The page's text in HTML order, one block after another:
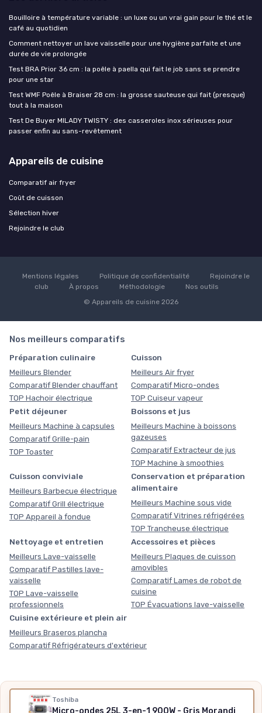
Toshiba
Micro-ondes 25L 3-en-1 900W - Gris Morandi
Bouilloire à température variable : un luxe ou un vrai gain pour le thé et le
café au quotidien
Comment nettoyer un lave vaisselle pour une hygiène parfaite et une
durée de vie prolongée
Test BRA Prior 36 cm : la poêle à paella qui fait le job sans se prendre
pour une star
Test WMF Poêle à Braiser 28 cm : la grosse sauteuse qui fait (presque)
tout à la maison
Test De Buyer MILADY TWISTY : des casseroles inox sérieuses pour
passer enfin au sans-revêtement
Appareils de cuisine
Comparatif air fryer
Coût de cuisson
Sélection hiver
Rejoindre le club
Mentions légales Politique de confidentialité
Rejoindre le
club
À propos Méthodologie
Nos outils
© Appareils de cuisine 2026
Nos meilleurs comparatifs
Préparation culinaire
Meilleurs Blender
Comparatif Blender chauffant
TOP Hachoir électrique
Cuisson
Meilleurs Air fryer
Comparatif Micro-ondes
TOP Cuiseur vapeur
Petit déjeuner
Meilleurs Machine à capsules
Comparatif Grille-pain
TOP Toaster
Boissons et jus
Meilleurs Machine à boissons
gazeuses
Comparatif Extracteur de jus
TOP Machine à smoothies
Cuisson conviviale
Meilleurs Barbecue électrique
Comparatif Grill électrique
TOP Appareil à fondue
Conservation et préparation
alimentaire
Meilleurs Machine sous vide
Comparatif Vitrines réfrigérées
TOP Trancheuse électrique
Nettoyage et entretien
Meilleurs Lave-vaisselle
Comparatif Pastilles lave-
vaisselle
TOP Lave-vaisselle
professionnels
Accessoires et pièces
Meilleurs Plaques de cuisson
amovibles
Comparatif Lames de robot de
cuisine
TOP Évacuations lave-vaisselle
Cuisine extérieure et plein air
Meilleurs Braseros plancha
Comparatif Réfrigérateurs d'extérieur
Nos outils gratuits